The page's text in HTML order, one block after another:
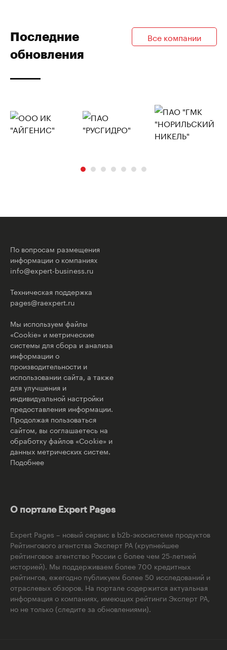
Последние
обновления
Все компании
По вопросам размещения
информации о компаниях
info@expert-business.ru
Техническая поддержка
pages@raexpert.ru
Мы используем файлы
«Cookie» и метрические
системы для сбора и анализа
информации о
производительности и
использовании сайта, а также
для улучшения и
индивидуальной настройки
предоставления информации.
Продолжая пользоваться
сайтом, вы соглашаетесь на
обработку файлов «Cookie» и
данных метрических систем.
Подобнее
О портале Expert Pages
Expert Pages – новый сервис в b2b-экосистеме продуктов
Рейтингового агентства Эксперт РА (крупнейшее
рейтинговое агентство России с более чем 25-летней
историей). Мы поддерживаем более 700 кредитных
рейтингов, ежегодно публикуем более 50 исследований и
отраслевых обзоров. На портале содержится актуальная
информация о компаниях, имеющих рейтинги Эксперт РА,
но не только (следите за обновлениями).